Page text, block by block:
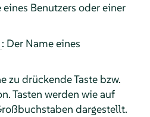
eines Benutzers oder einer
: Der Name eines
zu drückende Taste bzw.
Tasten werden wie auf
dargestellt.